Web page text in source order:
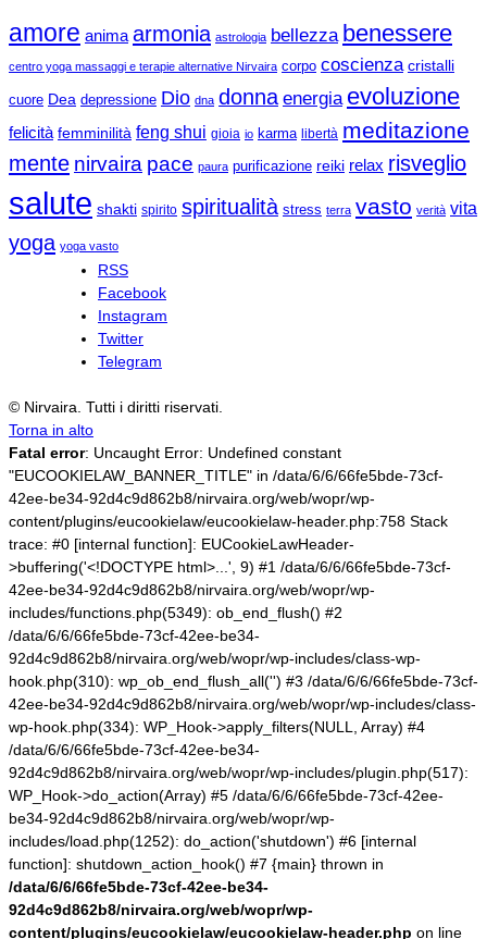
amore anima armonia astrologia bellezza benessere
centro yoga massaggi e terapie alternative Nirvaira corpo coscienza cristalli
cuore Dea depressione Dio dna donna energia evoluzione
felicità femminilità feng shui gioia io karma libertà meditazione
mente nirvaira pace paura purificazione reiki relax risveglio
salute shakti spirito spiritualità stress terra vasto verità vita
yoga yoga vasto
RSS
Facebook
Instagram
Twitter
Telegram
© Nirvaira. Tutti i diritti riservati.
Torna in alto
Fatal error: Uncaught Error: Undefined constant
"EUCOOKIELAW_BANNER_TITLE" in /data/6/6/66fe5bde-73cf-
42ee-be34-92d4c9d862b8/nirvaira.org/web/wopr/wp-
content/plugins/eucookielaw/eucookielaw-header.php:758 Stack
trace: #0 [internal function]: EUCookieLawHeader-
>buffering('<!DOCTYPE html>...', 9) #1 /data/6/6/66fe5bde-73cf-
42ee-be34-92d4c9d862b8/nirvaira.org/web/wopr/wp-
includes/functions.php(5349): ob_end_flush() #2
/data/6/6/66fe5bde-73cf-42ee-be34-
92d4c9d862b8/nirvaira.org/web/wopr/wp-includes/class-wp-
hook.php(310): wp_ob_end_flush_all('') #3 /data/6/6/66fe5bde-73cf-
42ee-be34-92d4c9d862b8/nirvaira.org/web/wopr/wp-includes/class-
wp-hook.php(334): WP_Hook->apply_filters(NULL, Array) #4
/data/6/6/66fe5bde-73cf-42ee-be34-
92d4c9d862b8/nirvaira.org/web/wopr/wp-includes/plugin.php(517):
WP_Hook->do_action(Array) #5 /data/6/6/66fe5bde-73cf-42ee-
be34-92d4c9d862b8/nirvaira.org/web/wopr/wp-
includes/load.php(1252): do_action('shutdown') #6 [internal
function]: shutdown_action_hook() #7 {main} thrown in
/data/6/6/66fe5bde-73cf-42ee-be34-
92d4c9d862b8/nirvaira.org/web/wopr/wp-
content/plugins/eucookielaw/eucookielaw-header.php on line